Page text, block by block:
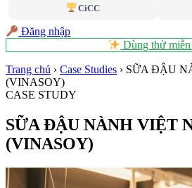
CiCC
Đăng nhập
Dùng thử
Trang chủ › Case Studies › SỮA ĐẬU
(VINASOY)
CASE STUDY
SỮA ĐẬU NÀNH VIỆT
(VINASOY)